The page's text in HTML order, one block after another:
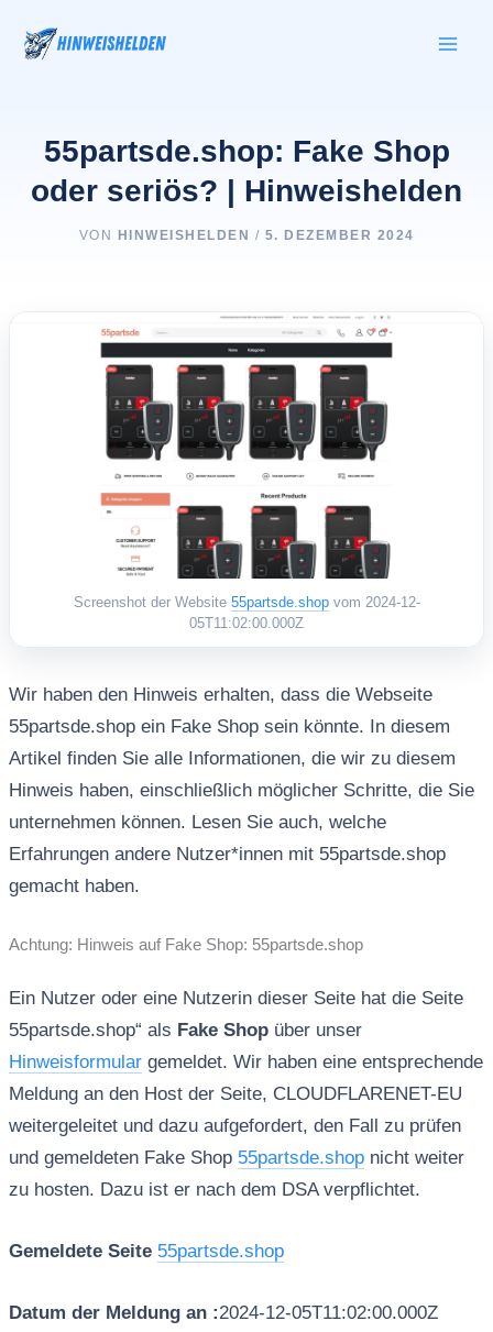
Inhalt
springen
55partsde.shop: Fake Shop
oder seriös? | Hinweishelden
VON HINWEISHELDEN / 5. DEZEMBER 2024
Screenshot der Website 55partsde.shopvom 2024-12-
05T11:02:00.000Z
Wir haben den Hinweis erhalten, dass die Webseite
55partsde.shop ein Fake Shop sein könnte. In diesem
Artikel finden Sie alle Informationen, die wir zu diesem
Hinweis haben, einschließlich möglicher Schritte, die Sie
unternehmen können. Lesen Sie auch, welche
Erfahrungen andere Nutzer*innen mit 55partsde.shop
gemacht haben.
Achtung: Hinweis auf Fake Shop: 55partsde.shop
Ein Nutzer oder eine Nutzerin dieser Seite hat die Seite
55partsde.shop“ als Fake Shopüber unser
Hinweisformulargemeldet. Wir haben eine entsprechende
Meldung an den Host der Seite, CLOUDFLARENET-EU
weitergeleitet und dazu aufgefordert, den Fall zu prüfen
und gemeldeten Fake Shop 55partsde.shopnicht weiter
zu hosten. Dazu ist er nach dem DSA verpflichtet.
Gemeldete Seite 55partsde.shop
Datum der Meldung an :2024-12-05T11:02:00.000Z